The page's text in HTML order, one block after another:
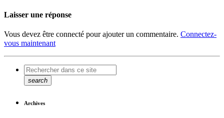
Laisser une réponse
Vous devez être connecté pour ajouter un commentaire. Connectez-
vous maintenant
search
Archives